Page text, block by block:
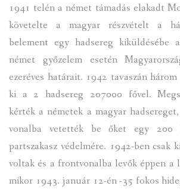
1941 telén a német támadás elakadt
követelte a magyar részvételt a
belement egy hadsereg kiküldésébe
német győzelem esetén
ezeréves határait. 1942 tavaszán
ki a 2 hadsereg 207000 fővel.
kérték a németek a magyar
vonalba vetették be őket egy 200
partszakasz védelmére. 1942-ben csak
voltak és a frontvonalba levők éppen a
mikor 1943. január 12-én -35 fokos